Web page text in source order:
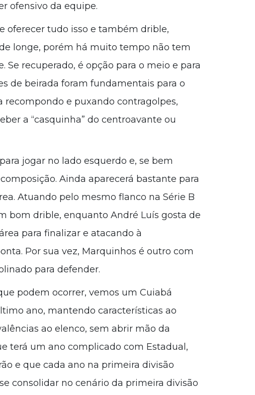
ofensivo da equipe.
oferecer tudo isso e também drible,
longe, porém há muito tempo não tem
recuperado, é opção para o meio e para
de beirada foram fundamentais para o
recompondo e puxando contragolpes,
a “casquinha” do centroavante ou
jogar no lado esquerdo e, se bem
Ainda aparecerá bastante para
Atuando pelo mesmo flanco na Série B
bom drible, enquanto André Luís gosta de
para finalizar e atacando à
Por sua vez, Marquinhos é outro com
para defender.
podem ocorrer, vemos um Cuiabá
ano, mantendo características ao
ao elenco, sem abrir mão da
terá um ano complicado com Estadual,
e que cada ano na primeira divisão
consolidar no cenário da primeira divisão